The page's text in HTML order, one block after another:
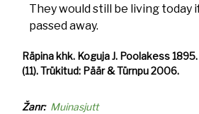
They would still be living today
passed away.
Räpina khk. Koguja J. Poolakess
(11). Trükitud: Päär & Türnpu 2006.
Žanr Muinasjutt